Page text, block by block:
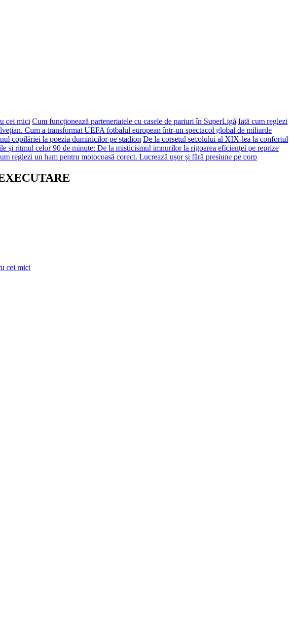
cei mici Cum funcționează parteneriatele cu casele de pariuri în SuperLigă Iată cum reglezi
Cum a transformat UEFA fotbalul european într-un spectacol global de miliarde
copilăriei la poezia duminicilor pe stadion De la corsetul secolului al XIX-lea la confortul
și ritmul celor 90 de minute: De la misticismul imnurilor la rigoarea eficienței pe reprize
reglezi un ham pentru motocoasă corect. Lucrează ușor și fără presiune pe corp
cei mici